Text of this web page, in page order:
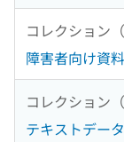
コレクション（
障害者向け資料
コレクション
テキストデータ